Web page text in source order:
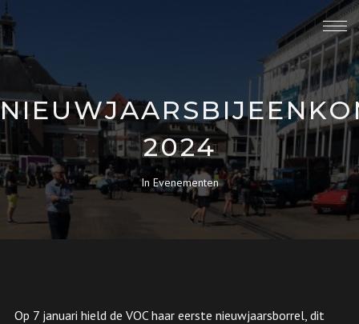
2024
In Evenementen
Op 7 januari hield de VOC haar eerste nieuwjaarsborrel, dit